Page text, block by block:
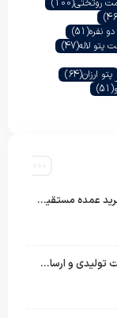
نفره(51)
پتو لاله(47)
پتو ارزان(64)
(51)
قیمت پتو تک نفره برجسته پروانه | خرید عمده مستقیم با بهترین قیمت بازار
فروش عمده پتو یک‌نفره پریما با قیمت تولیدی و ارسال به سراسر کشور